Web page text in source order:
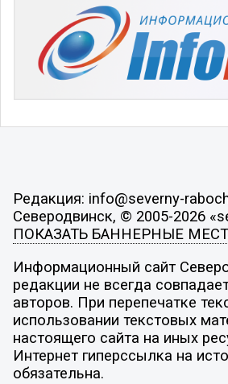
Редакция: info@severny-
Северодвинск, © 2005-2026
ПОКАЗАТЬ БАННЕРНЫЕ
Информационный сайт
редакции не всегда
авторов. При перепечатке
использовании текстовых
настоящего сайта на иных
Интернет гиперссылка на
обязательна.